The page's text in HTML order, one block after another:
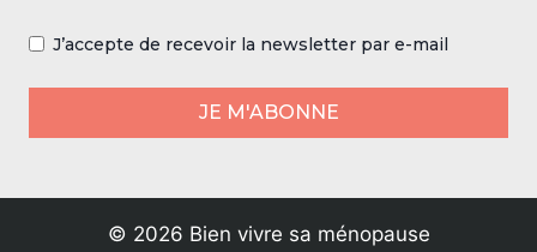
J’accepte de recevoir la newsletter par e-mail
JE M'ABONNE
© 2026 Bien vivre sa ménopause